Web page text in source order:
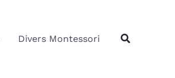
Divers Montessori